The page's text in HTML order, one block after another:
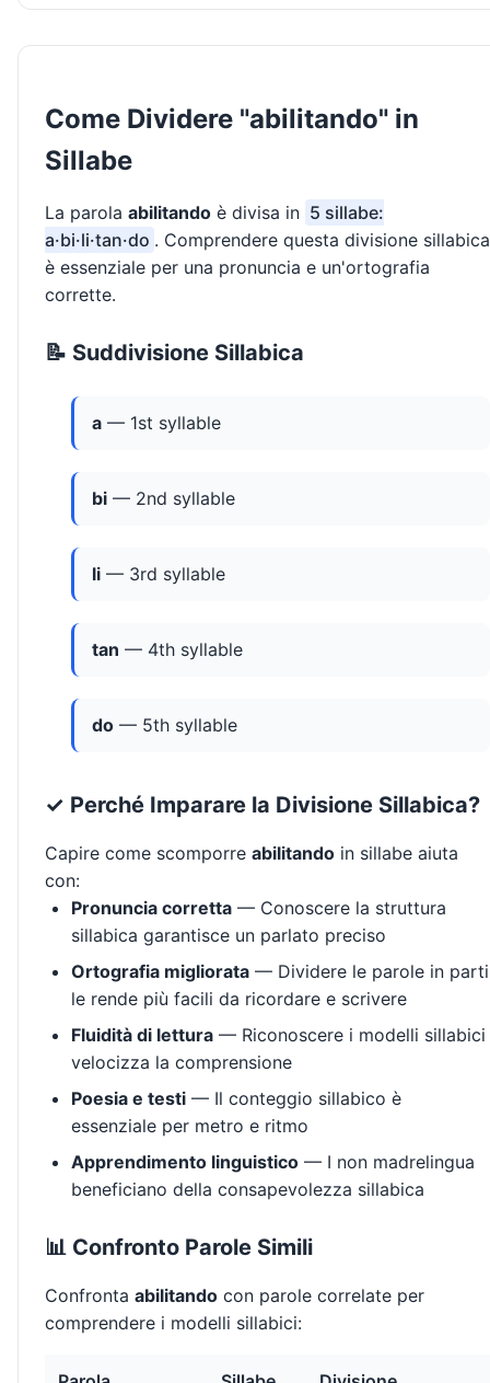
Come Dividere "abilitando" in
Sillabe
La parola abilitando è divisa in 5 sillabe:
a·bi·li·tan·do . Comprendere questa divisione sillabica
è essenziale per una pronuncia e un'ortografia
corrette.
📝 Suddivisione Sillabica
a — 1st syllable
bi — 2nd syllable
li — 3rd syllable
tan — 4th syllable
do — 5th syllable
✓ Perché Imparare la Divisione Sillabica?
Capire come scomporre abilitando in sillabe aiuta
con:
Pronuncia corretta — Conoscere la struttura
sillabica garantisce un parlato preciso
Ortografia migliorata — Dividere le parole in parti
le rende più facili da ricordare e scrivere
Fluidità di lettura — Riconoscere i modelli sillabici
velocizza la comprensione
Poesia e testi — Il conteggio sillabico è
essenziale per metro e ritmo
Apprendimento linguistico — I non madrelingua
beneficiano della consapevolezza sillabica
📊 Confronto Parole Simili
Confronta abilitando con parole correlate per
comprendere i modelli sillabici: